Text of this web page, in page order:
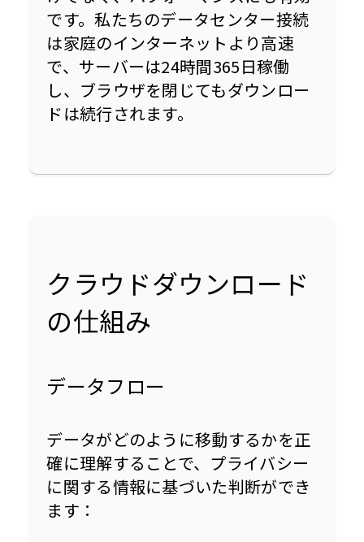
です。私たちのデータセンター接続
は家庭のインターネットより高速
で、サーバーは24時間365日稼働
し、ブラウザを閉じてもダウンロー
ドは続行されます。
クラウドダウンロード
の仕組み
データフロー
データがどのように移動するかを正
確に理解することで、プライバシー
に関する情報に基づいた判断ができ
ます：